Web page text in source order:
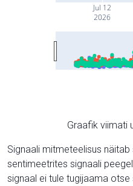
Jul 12
2026
Graafik viimati
Signaali mitmeteelisus
sentimeetrites signaali
signaal ei tule tugijaama